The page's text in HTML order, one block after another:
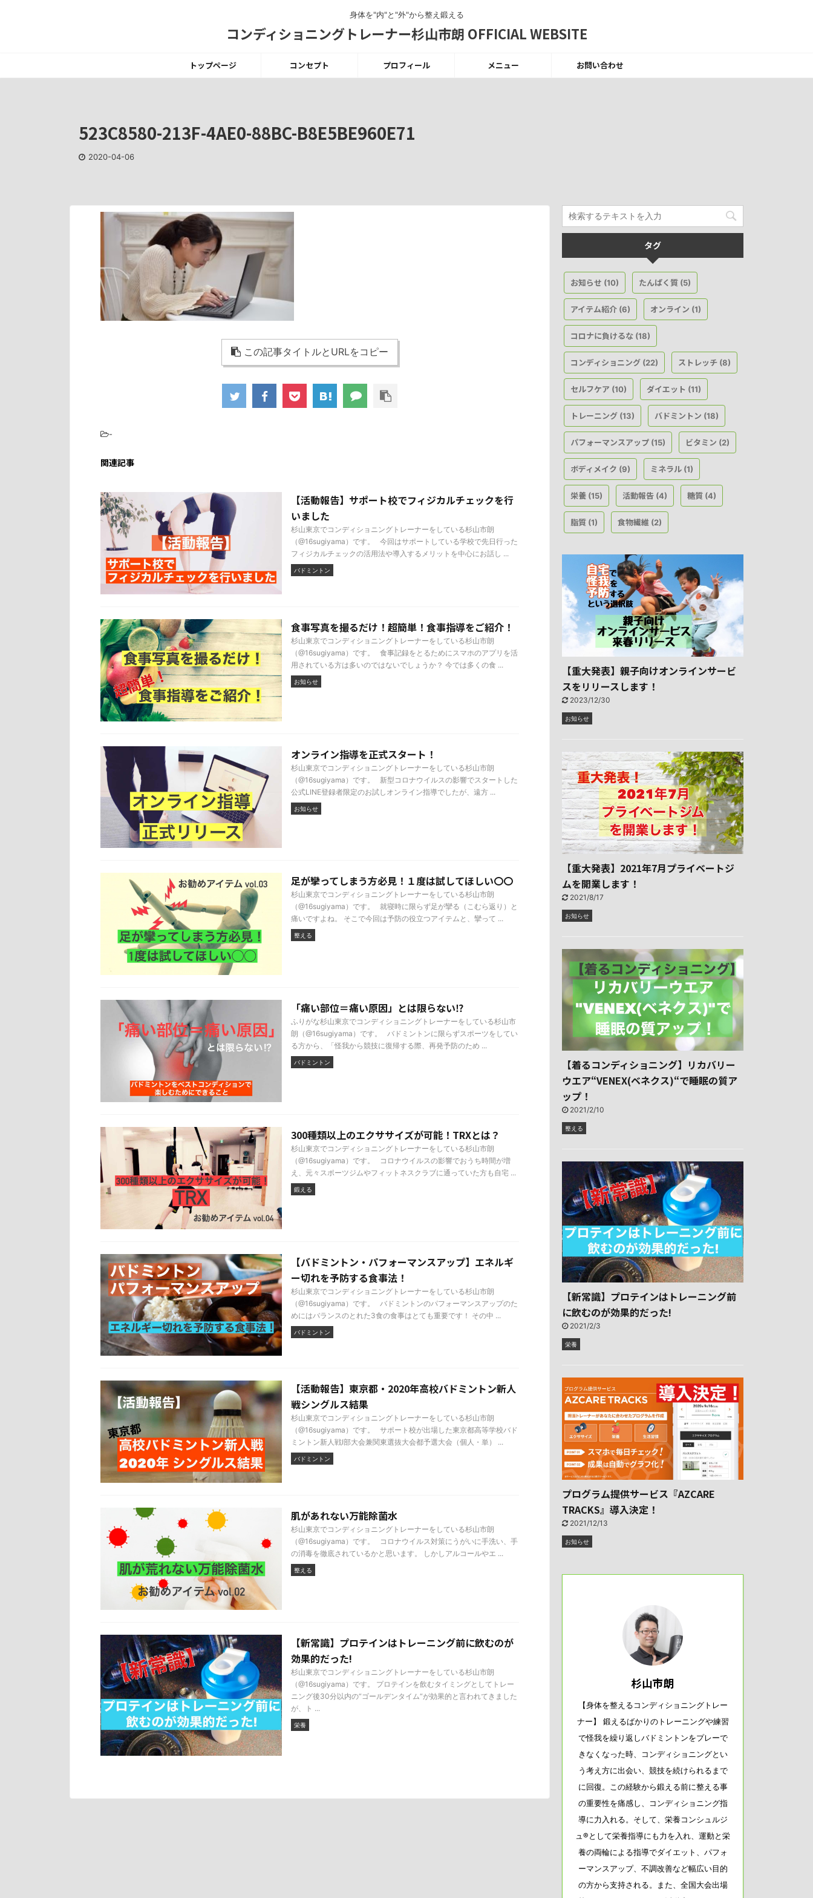
身体を"内"と"外"から整え鍛える
コンディショニングトレーナー杉山市朗 OFFICIAL WEBSITE
トップページ コンセプト プロフィール メニュー お問い合わせ
523C8580-213F-4AE0-88BC-B8E5BE960E71
2020-04-06
この記事タイトルとURLをコピー
-
関連記事
【活動報告】サポート校でフィジカルチェックを行
いました
杉山東京でコンディショニングトレーナーをしている杉山市朗
（@16sugiyama）です。 今回はサポートしている学校で先日行った
フィジカルチェックの活用法や導入するメリットを中心にお話し ...
バドミントン
食事写真を撮るだけ！超簡単！食事指導をご紹介！
杉山東京でコンディショニングトレーナーをしている杉山市朗
（@16sugiyama）です。 食事記録をとるためにスマホのアプリを活
用されている方は多いのではないでしょうか？ 今では多くの食 ...
お知らせ
オンライン指導を正式スタート！
杉山東京でコンディショニングトレーナーをしている杉山市朗
（@16sugiyama）です。 新型コロナウイルスの影響でスタートした
公式LINE登録者限定のお試しオンライン指導でしたが、遠方 ...
お知らせ
足が攣ってしまう方必見！１度は試してほしい〇〇
杉山東京でコンディショニングトレーナーをしている杉山市朗
（@16sugiyama）です。 就寝時に限らず足が攣る（こむら返り）と
痛いですよね。 そこで今回は予防の役立つアイテムと、攣って ...
整える
「痛い部位＝痛い原因」とは限らない⁉
ふりがな杉山東京でコンディショニングトレーナーをしている杉山市
朗（@16sugiyama）です。 バドミントンに限らずスポーツをしてい
る方から、「怪我から競技に復帰する際、再発予防のため ...
バドミントン
300種類以上のエクササイズが可能！TRXとは？
杉山東京でコンディショニングトレーナーをしている杉山市朗
（@16sugiyama）です。 コロナウイルスの影響でおうち時間が増
え、元々スポーツジムやフィットネスクラブに通っていた方も自宅 ...
鍛える
【バドミントン・パフォーマンスアップ】エネルギ
ー切れを予防する食事法！
杉山東京でコンディショニングトレーナーをしている杉山市朗
（@16sugiyama）です。 バドミントンのパフォーマンスアップのた
めにはバランスのとれた3食の食事はとても重要です！ その中 ...
バドミントン
【活動報告】東京都・2020年高校バドミントン新人
戦シングルス結果
杉山東京でコンディショニングトレーナーをしている杉山市朗
（@16sugiyama）です。 サポート校が出場した東京都高等学校バド
ミントン新人戦Ⅰ部大会兼関東選抜大会都予選大会（個人・単） ...
バドミントン
肌があれない万能除菌水
杉山東京でコンディショニングトレーナーをしている杉山市朗
（@16sugiyama）です。 コロナウイルス対策にうがいに手洗い、手
の消毒を徹底されているかと思います。 しかしアルコールやエ ...
整える
【新常識】プロテインはトレーニング前に飲むのが
効果的だった!
杉山東京でコンディショニングトレーナーをしている杉山市朗
（@16sugiyama）です。 プロテインを飲むタイミングとしてトレー
ニング後30分以内の“ゴールデンタイム“が効果的と言われてきました
が、ト ...
栄養
タグ
お知らせ (10) たんぱく質 (5)
アイテム紹介 (6) オンライン (1)
コロナに負けるな (18)
コンディショニング (22) ストレッチ (8)
セルフケア (10) ダイエット (11)
トレーニング (13) バドミントン (18)
パフォーマンスアップ (15) ビタミン (2)
ボディメイク (9) ミネラル (1)
栄養 (15) 活動報告 (4) 糖質 (4)
脂質 (1) 食物繊維 (2)
【重大発表】親子向けオンラインサービ
スをリリースします！
2023/12/30
お知らせ
【重大発表】2021年7月プライベートジ
ムを開業します！
2021/8/17
お知らせ
【着るコンディショニング】リカバリー
ウエア“VENEX(ベネクス)“で睡眠の質ア
ップ！
2021/2/10
整える
【新常識】プロテインはトレーニング前
に飲むのが効果的だった!
2021/2/3
栄養
プログラム提供サービス『AZCARE
TRACKS』導入決定！
2021/12/13
お知らせ
杉山市朗
【身体を整えるコンディショニングトレー
ナー】 鍛えるばかりのトレーニングや練習
で怪我を繰り返しバドミントンをプレーで
きなくなった時、コンディショニングとい
う考え方に出会い、競技を続けられるまで
に回復。この経験から鍛える前に整える事
の重要性を痛感し、コンディショニング指
導に力入れる。そして、栄養コンシュルジ
ュ®として栄養指導にも力を入れ、運動と栄
養の両輪による指導でダイエット、パフォ
ーマンスアップ、不調改善など幅広い目的
の方から支持される。また、全国大会出場